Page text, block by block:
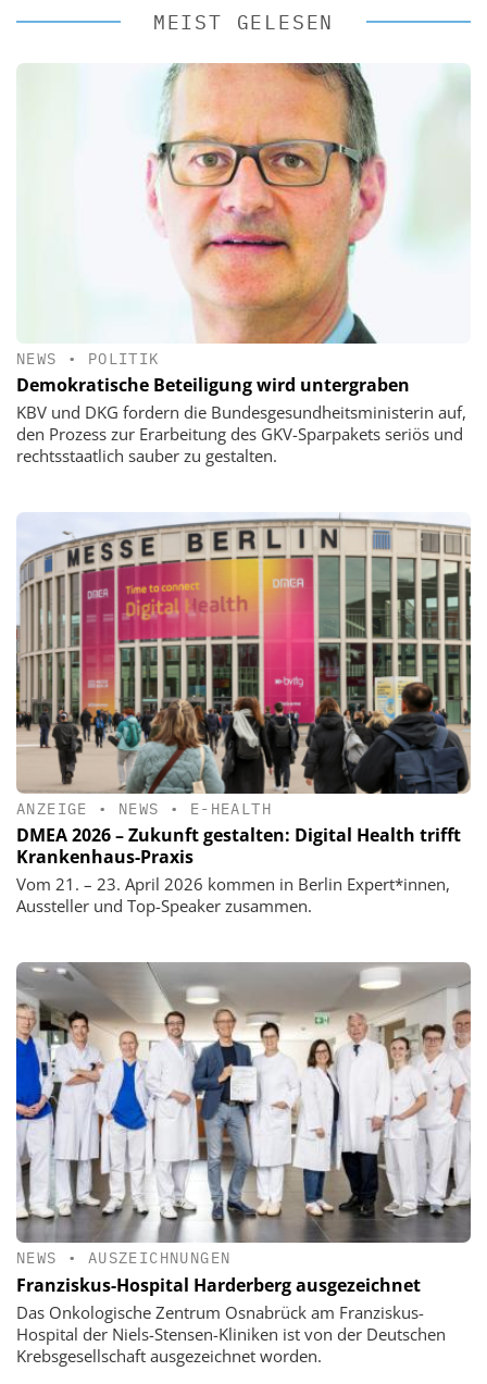
MEIST GELESEN
NEWS • POLITIK
Demokratische Beteiligung wird untergraben
KBV und DKG fordern die Bundesgesundheitsministerin auf,
den Prozess zur Erarbeitung des GKV-Sparpakets seriös und
rechtsstaatlich sauber zu gestalten.
ANZEIGE • NEWS • E-HEALTH
DMEA 2026 – Zukunft gestalten: Digital Health trifft
Krankenhaus-Praxis
Vom 21. – 23. April 2026 kommen in Berlin Expert*innen,
Aussteller und Top-Speaker zusammen.
NEWS • AUSZEICHNUNGEN
Franziskus-Hospital Harderberg ausgezeichnet
Das Onkologische Zentrum Osnabrück am Franziskus-
Hospital der Niels-Stensen-Kliniken ist von der Deutschen
Krebsgesellschaft ausgezeichnet worden.